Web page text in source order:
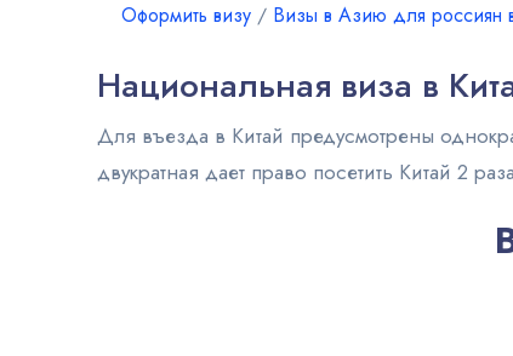
Оформить визу ∕ Визы в Азию для россиян
Национальная виза в
Для въезда в Китай предусмотрены
двукратная дает право посетить Китай 2